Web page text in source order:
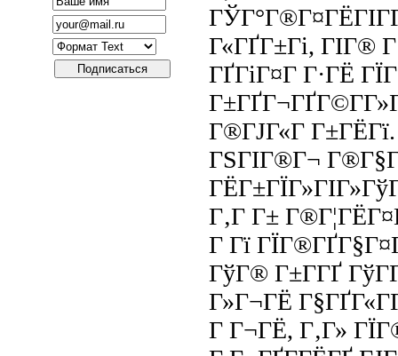
Г«ГҐГ±Гі, ГІГ®
ГҐГіГ¤Г Г·ГЁ
Г®ГЈГ«Г
ГЅГІГ®Г¬
Г‚Г Г±
Г Гї
ГўГ® Г±Г­ГҐ
Г»Г¬ГЁ
Г Г¬ГЁ, Г‚Г»